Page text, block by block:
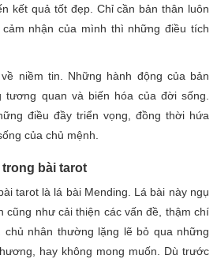
kết quả tốt đẹp. Chỉ cần bản thân luôn
nhận của mình thì những điều tích
niềm tin. Những hành động của bản
tương quan và biến hóa của đời sống.
điều đầy triển vọng, đồng thời hứa
của chủ mệnh.
trong bài tarot
tarot là lá bài Mending. Lá bài này ngụ
cũng như cải thiện các vấn đề, thậm chí
chủ nhân thường lặng lẽ bỏ qua những
hay không mong muốn. Dù trước